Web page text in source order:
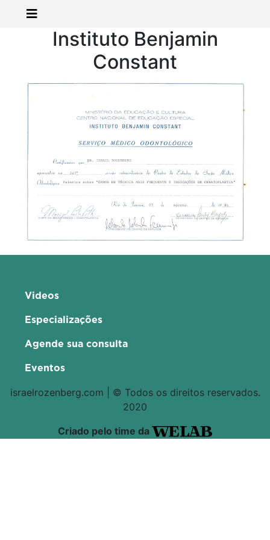
Instituto Benjamin
Constant
Videos
Especializações
Agende sua consulta
Eventos
israelrozenberg.com | © Todos os direitos reservados.
2020
Criado pelo time da